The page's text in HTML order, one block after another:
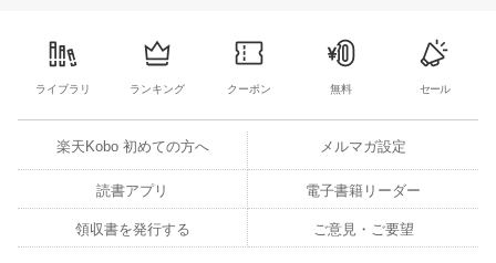
ライブラリ ランキング クーポン 無料 セール
楽天Kobo 初めての方へ メルマガ設定
読書アプリ 電子書籍リーダー
領収書を発行する ご意見・ご要望